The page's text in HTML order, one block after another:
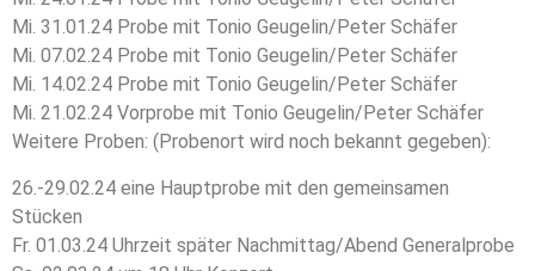
Mi. 31.01.24 Probe mit Tonio Geugelin/Peter Schäfer
Mi. 07.02.24 Probe mit Tonio Geugelin/Peter Schäfer
Mi. 14.02.24 Probe mit Tonio Geugelin/Peter Schäfer
Mi. 21.02.24 Vorprobe mit Tonio Geugelin/Peter Schäfer
Weitere Proben: (Probenort wird noch bekannt gegeben):
26.-29.02.24 eine Hauptprobe mit den gemeinsamen
Stücken
Fr. 01.03.24 Uhrzeit später Nachmittag/Abend Generalprobe